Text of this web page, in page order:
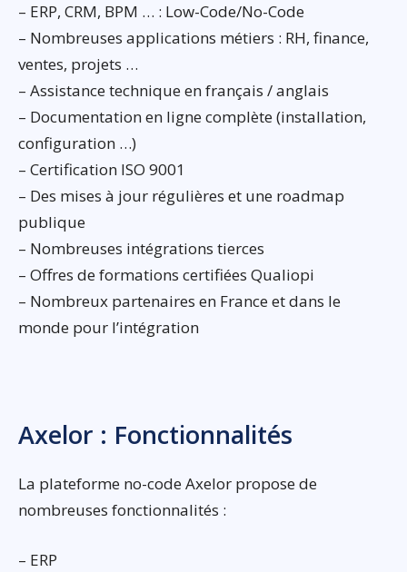
– ERP, CRM, BPM … : Low-Code/No-Code
– Nombreuses applications métiers : RH, finance,
ventes, projets …
– Assistance technique en français / anglais
– Documentation en ligne complète (installation,
configuration …)
– Certification ISO 9001
– Des mises à jour régulières et une roadmap
publique
– Nombreuses intégrations tierces
– Offres de formations certifiées Qualiopi
– Nombreux partenaires en France et dans le
monde pour l’intégration
Axelor : Fonctionnalités
La plateforme no-code Axelor propose de
nombreuses fonctionnalités :
– ERP